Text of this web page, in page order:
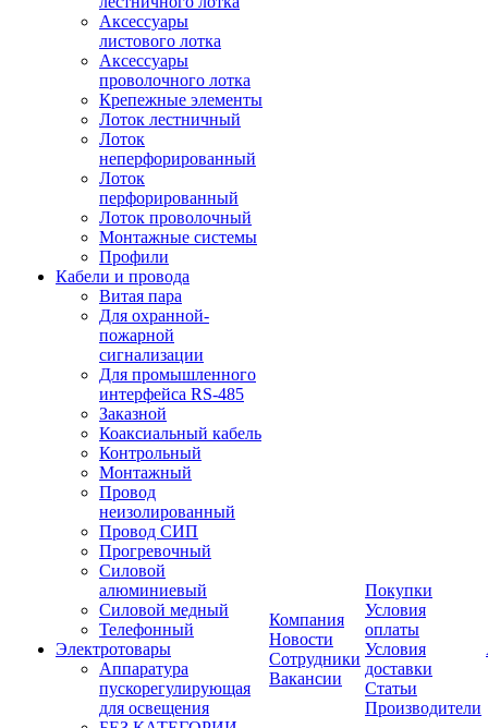
Аксессуары
листового лотка
Аксессуары
проволочного лотка
Крепежные элементы
Лоток лестничный
Лоток
неперфорированный
Лоток
перфорированный
Лоток проволочный
Монтажные системы
Профили
Кабели и провода
Витая пара
Для охранной-
пожарной
сигнализации
Для промышленного
интерфейса RS-485
Заказной
Коаксиальный кабель
Контрольный
Монтажный
Провод
неизолированный
Провод СИП
Прогревочный
Силовой
алюминиевый
Силовой медный
Телефонный
Электротовары
Аппаратура
пускорегулирующая
для освещения
Компания
Новости
Сотрудники
Вакансии
Покупки
Условия
оплаты
Условия
доставки
Статьи
Производители